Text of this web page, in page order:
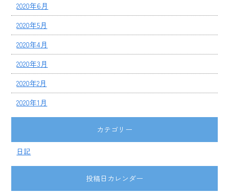
2020年6月
2020年5月
2020年4月
2020年3月
2020年2月
2020年1月
カテゴリー
日記
投稿日カレンダー